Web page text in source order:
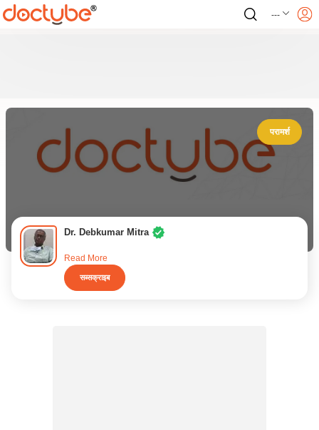
---
परामर्श
Dr. Debkumar Mitra
Read More
सब्सक्राइब